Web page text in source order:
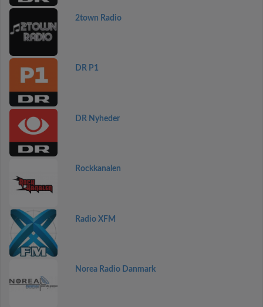
2town Radio
DR P1
DR Nyheder
Rockkanalen
Radio XFM
Norea Radio Danmark